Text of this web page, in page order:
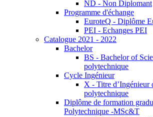
ND - Non Diplomant
Programme d'échange
EuroteQ - Diplôme
PEI - Echanges PEI
Catalogue 2021 - 2022
Bachelor
BS - Bachelor of
polytechnique
Cycle Ingénieur
X - Titre d’Ingénieur
polytechnique
Diplôme de formation
Polytechnique -MSc&T